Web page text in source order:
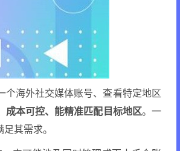
个海外社交媒体账号、查看特定地区
成本可控、能精准匹配目标地区。一
其需求。